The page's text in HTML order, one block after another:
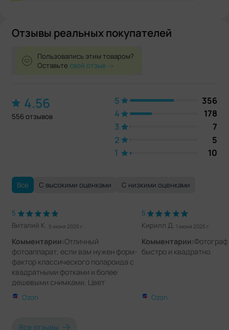
Отзывы реальных покупателей
Пользовались этим товаром?
Оставьтесвой отзыв
4.56
556 отзывов
5
356
4
178
3
7
2
5
1
10
Все С высокими оценками С низкими оценками
5
Виталий К. 5 июня 2025 г.
Комментарии:Отличный
фотоаппарат, если вам нужен форм-
фактор классического полароида с
квадратными фотками и более
дешевыми снимками. Цвет
приятный, на вес легкий. Батарейки
странные
Ozon
5
Кирилл Д. 1 июня 2025 г.
Комментарии:
быстро и квадратно.
Ozon
Все отзывы